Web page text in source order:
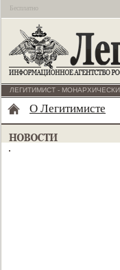
Бесплатно
ЛЕГИТИМИСТ -
О Легитимисте